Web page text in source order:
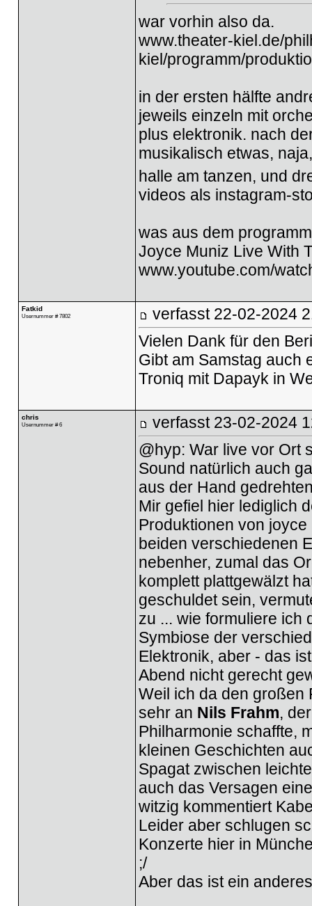
war vorhin also da.
www.theater-kiel.de/
kiel/programm/
in der ersten hälfte
jeweils einzeln mit
plus elektronik. nach
musikalisch etwas,
halle am tanzen, und
videos als instagram-
was aus dem
Joyce Muniz Live With
www.youtube.com/
Fatkid
Usernummer # 7802 verfasst 22-02-2024
Vielen Dank für den
Gibt am Samstag auch
Troniq mit Dapayk in
chris
Usernummer # 6 verfasst 23-02-2024
@hyp: War live vor Ort
Sound natürlich auch
aus der Hand
Mir gefiel hier lediglich
Produktionen von
beiden verschiedenen
nebenher, zumal das
komplett plattgewälzt
geschuldet sein,
zu ... wie formuliere ich
Symbiose der
Elektronik, aber - das
Abend nicht gerecht
Weil ich da den großen
sehr an Nils Frahm,
Philharmonie schaffte,
kleinen Geschichten
Spagat zwischen
auch das Versagen
witzig kommentiert
Leider aber schlugen
Konzerte hier in
;/
Aber das ist ein